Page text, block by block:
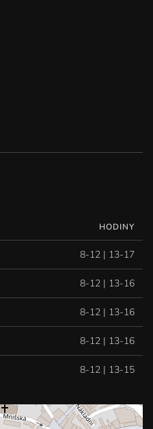
HODINY
8-12 | 13-17
8-12 | 13-16
8-12 | 13-16
8-12 | 13-16
8-12 | 13-15